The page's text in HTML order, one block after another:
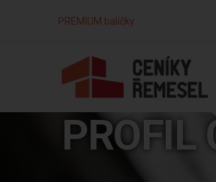
PREMIUM balíčky
PROFIL